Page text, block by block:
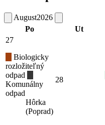
August2026
Po
Ut
27
Biologicky
rozložiteľný
odpad
Komunálny
odpad
Hôrka
(Poprad)
28